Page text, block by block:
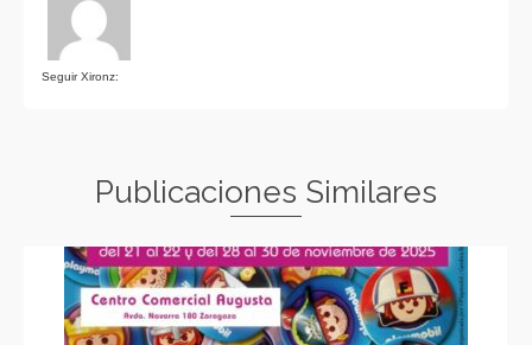
Seguir Xironz:
Publicaciones Similares